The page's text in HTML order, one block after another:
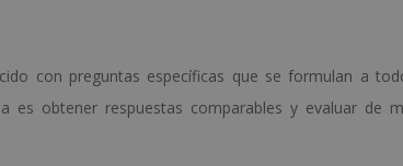
con preguntas específicas que se formulan a
es obtener respuestas comparables y evaluar de